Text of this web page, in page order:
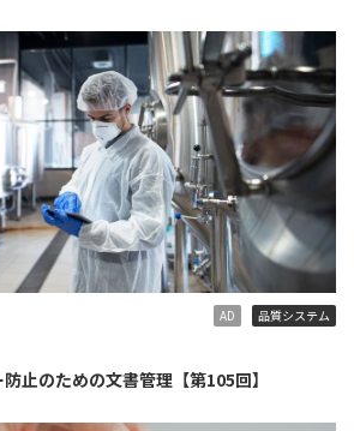
AD 品質システム
止のための文書管理【第105回】